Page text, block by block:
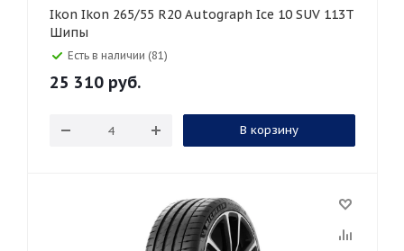
Ikon Ikon 265/55 R20 Autograph Ice 10 SUV 113T
Шипы
Есть в наличии (81)
25 310 руб.
В корзину